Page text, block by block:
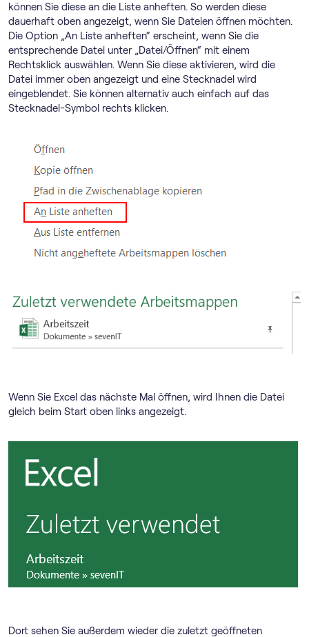
können Sie diese an die Liste anheften. So werden diese
dauerhaft oben angezeigt, wenn Sie Dateien öffnen möchten.
Die Option „An Liste anheften“ erscheint, wenn Sie die
entsprechende Datei unter „Datei/Öffnen“ mit einem
Rechtsklick auswählen. Wenn Sie diese aktivieren, wird die
Datei immer oben angezeigt und eine Stecknadel wird
eingeblendet. Sie können alternativ auch einfach auf das
Stecknadel-Symbol rechts klicken.
Wenn Sie Excel das nächste Mal öffnen, wird Ihnen die Datei
gleich beim Start oben links angezeigt.
Dort sehen Sie außerdem wieder die zuletzt geöffneten